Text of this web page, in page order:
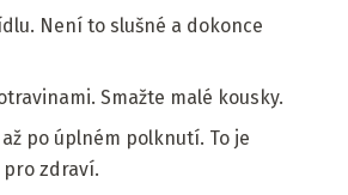
Není to slušné a dokonce
Smažte malé kousky.
po úplném polknutí. To je
pro zdraví.